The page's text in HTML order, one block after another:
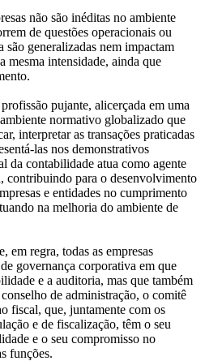
não são inéditas no ambiente
de questões operacionais ou
são generalizadas nem impactam
mesma intensidade, ainda que
pujante, alicerçada em uma
normativo globalizado que
interpretar as transações praticadas
las nos demonstrativos
da contabilidade atua como agente
contribuindo para o desenvolvimento
e entidades no cumprimento
na melhoria do ambiente de
em regra, todas as empresas
governança corporativa em que
e a auditoria, mas que também
de administração, o comitê
fiscal, que, juntamente com os
e de fiscalização, têm o seu
e o seu compromisso no
funções.